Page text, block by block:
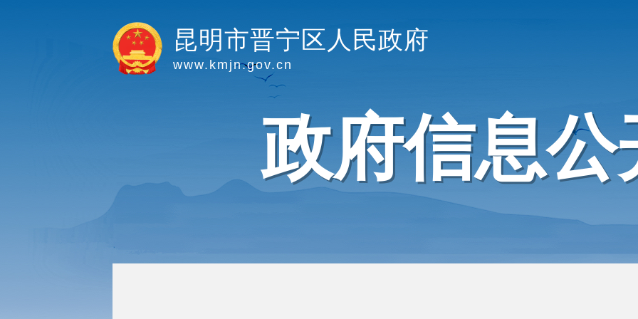
昆明市晋宁区人民政府
www.kmjn.gov.cn
政府信息公